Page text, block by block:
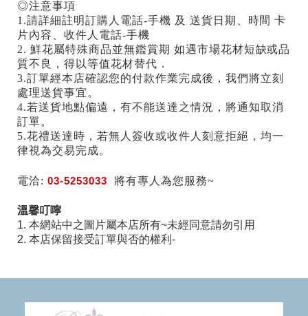
◎注意事項
1.請詳細註明訂購人電話-手機 及 送貨日期、時間 卡
片內容、收件人電話-手機
2. 鮮花屬特殊商品並無鑑賞期 如遇市場花材短缺或品
質不良，得以等值花材替代．
3.訂單經本店確認您的付款作業完成後，我們將立刻
處理送貨事宜。
4.若送貨地點偏遠，有不能送達之情況，將通知取消
訂單。
5.花禮送達時，若無人簽收或收件人刻意拒絕，均一
律視為交易完成。
電洽:03-5253033 將有專人為您服務~
溫馨叮嚀
1. 本網站中之圖片屬本店所有~未經同意請勿引用
2. 本店保留接受訂單與否的權利-